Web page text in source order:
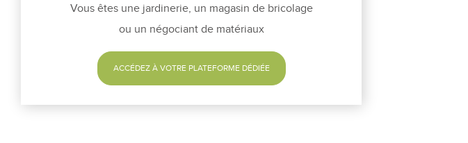
Vous êtes une jardinerie, un magasin de bricolage
ou un négociant de matériaux
ACCÉDEZ À VOTRE PLATEFORME DÉDIÉE